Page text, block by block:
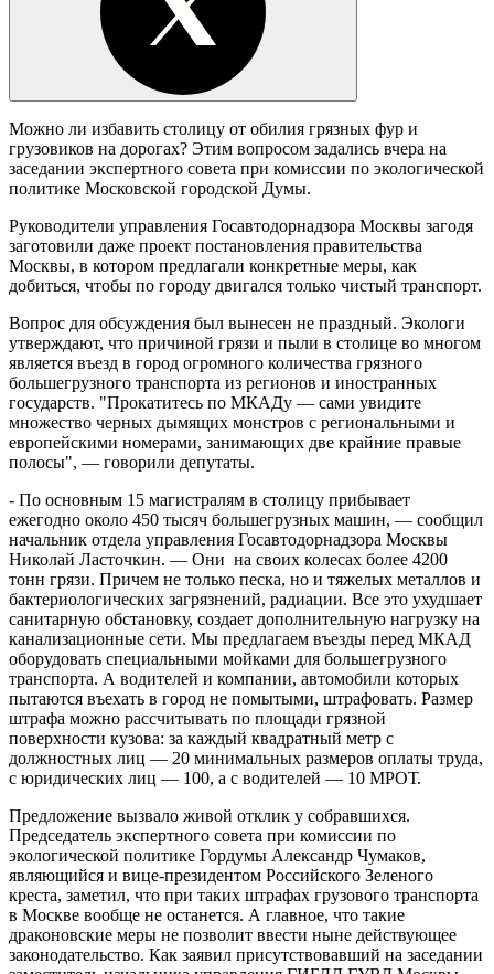
Можно ли избавить столицу от обилия грязных фур и
грузовиков на дорогах? Этим вопросом задались вчера на
заседании экспертного совета при комиссии по экологической
политике Московской городской Думы.
Руководители управления Госавтодорнадзора Москвы загодя
заготовили даже проект постановления правительства
Москвы, в котором предлагали конкретные меры, как
добиться, чтобы по городу двигался только чистый транспорт.
Вопрос для обсуждения был вынесен не праздный. Экологи
утверждают, что причиной грязи и пыли в столице во многом
является въезд в город огромного количества грязного
большегрузного транспорта из регионов и иностранных
государств. "Прокатитесь по МКАДу — сами увидите
множество черных дымящих монстров с региональными и
европейскими номерами, занимающих две крайние правые
полосы", — говорили депутаты.
- По основным 15 магистралям в столицу прибывает
ежегодно около 450 тысяч большегрузных машин, — сообщил
начальник отдела управления Госавтодорнадзора Москвы
Николай Ласточкин. — Они на своих колесах более 4200
тонн грязи. Причем не только песка, но и тяжелых металлов и
бактериологических загрязнений, радиации. Все это ухудшает
санитарную обстановку, создает дополнительную нагрузку на
канализационные сети. Мы предлагаем въезды перед МКАД
оборудовать специальными мойками для большегрузного
транспорта. А водителей и компании, автомобили которых
пытаются въехать в город не помытыми, штрафовать. Размер
штрафа можно рассчитывать по площади грязной
поверхности кузова: за каждый квадратный метр с
должностных лиц — 20 минимальных размеров оплаты труда,
с юридических лиц — 100, а с водителей — 10 МРОТ.
Предложение вызвало живой отклик у собравшихся.
Председатель экспертного совета при комиссии по
экологической политике Гордумы Александр Чумаков,
являющийся и вице-президентом Российского Зеленого
креста, заметил, что при таких штрафах грузового транспорта
в Москве вообще не останется. А главное, что такие
драконовские меры не позволит ввести ныне действующее
законодательство. Как заявил присутствовавший на заседании